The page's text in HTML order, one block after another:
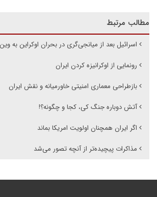
مطالب مرتبط
اسرائیل بعد از میانجی‌گری در بحران اوکراین به
رونمایی از اوکرانیزه کردن ایران
بازطراحی معماری امنیتی خاورمیانه و نقش ایران
آتش دوباره جنگ کی، کجا و چگونه؟!
اگر ایران همچنان اولویت امریکا بماند
مذاکرات پیچیده‌تر از آنچه تصور می‌شد